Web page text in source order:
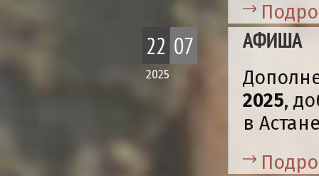
22 07
2025
АФИША
2025,
в